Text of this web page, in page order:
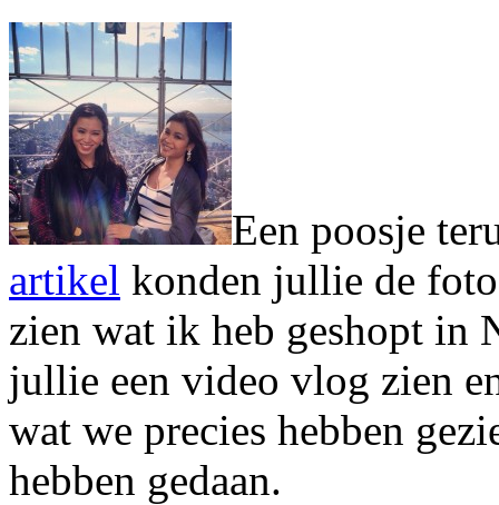
Een poosje
artikel konden jullie de
zien wat ik heb geshopt in
jullie een video vlog zien
wat we precies hebben
hebben gedaan.